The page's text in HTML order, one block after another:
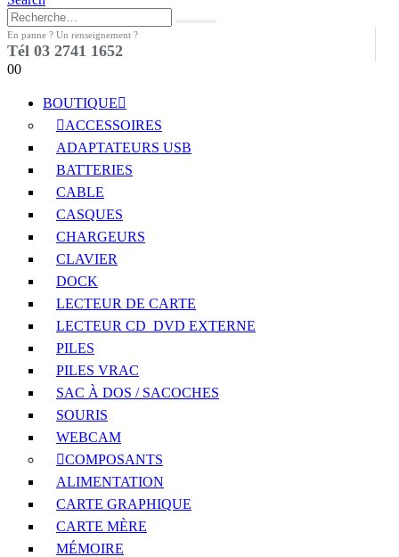
En panne ? Un renseignement ?
Tél 03 2741 1652
00
BOUTIQUE
ACCESSOIRES
ADAPTATEURS USB
BATTERIES
CABLE
CASQUES
CHARGEURS
CLAVIER
DOCK
LECTEUR DE CARTE
LECTEUR CD_DVD EXTERNE
PILES
PILES VRAC
SAC À DOS / SACOCHES
SOURIS
WEBCAM
COMPOSANTS
ALIMENTATION
CARTE GRAPHIQUE
CARTE MÈRE
MÉMOIRE